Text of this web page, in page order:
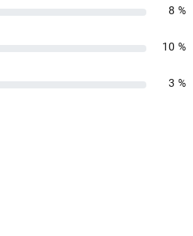
8 %
10 %
3 %